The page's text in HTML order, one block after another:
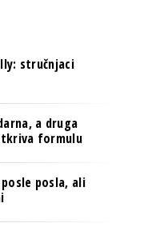
stručnjaci
a druga
formulu
posla, ali